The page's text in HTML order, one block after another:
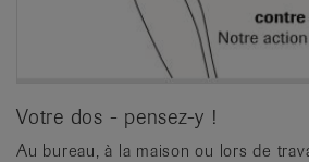
Votre dos - pensez-y !
Au bureau, à la maison ou lors de